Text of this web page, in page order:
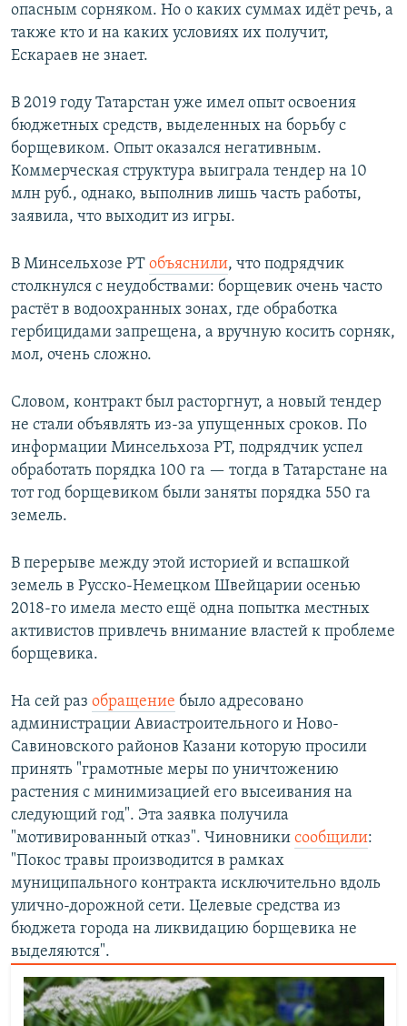
опасным сорняком. Но о каких суммах идёт речь, а
также кто и на каких условиях их получит,
Ескараев не знает.
В 2019 году Татарстан уже имел опыт освоения
бюджетных средств, выделенных на борьбу с
борщевиком. Опыт оказался негативным.
Коммерческая структура выиграла тендер на 10
млн руб., однако, выполнив лишь часть работы,
заявила, что выходит из игры.
В Минсельхозе РТ объяснили, что подрядчик
столкнулся с неудобствами: борщевик очень часто
растёт в водоохранных зонах, где обработка
гербицидами запрещена, а вручную косить сорняк,
мол, очень сложно.
Словом, контракт был расторгнут, а новый тендер
не стали объявлять из-за упущенных сроков. По
информации Минсельхоза РТ, подрядчик успел
обработать порядка 100 га — тогда в Татарстане на
тот год борщевиком были заняты порядка 550 га
земель.
В перерыве между этой историей и вспашкой
земель в Русско-Немецком Швейцарии осенью
2018-го имела место ещё одна попытка местных
активистов привлечь внимание властей к проблеме
борщевика.
На сей раз обращение было адресовано
администрации Авиастроительного и Ново-
Савиновского районов Казани которую просили
принять "грамотные меры по уничтожению
растения с минимизацией его высеивания на
следующий год". Эта заявка получила
"мотивированный отказ". Чиновники сообщили:
"Покос травы производится в рамках
муниципального контракта исключительно вдоль
улично-дорожной сети. Целевые средства из
бюджета города на ликвидацию борщевика не
выделяются".